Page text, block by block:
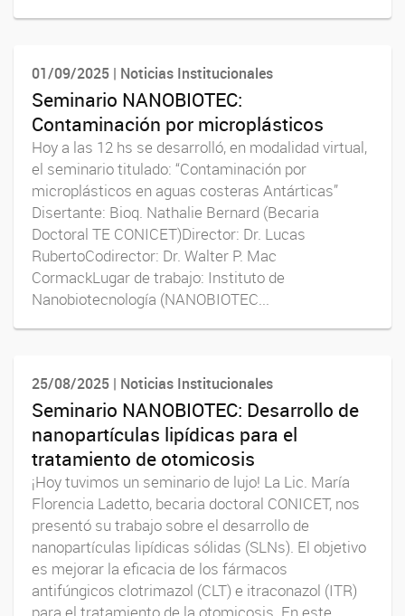
01/09/2025 | Noticias Institucionales
Seminario NANOBIOTEC:
Contaminación por microplásticos
Hoy a las 12 hs se desarrolló, en modalidad virtual,
el seminario titulado: “Contaminación por
microplásticos en aguas costeras Antárticas”
Disertante: Bioq. Nathalie Bernard (Becaria
Doctoral TE CONICET)Director: Dr. Lucas
RubertoCodirector: Dr. Walter P. Mac
CormackLugar de trabajo: Instituto de
Nanobiotecnología (NANOBIOTEC...
25/08/2025 | Noticias Institucionales
Seminario NANOBIOTEC: Desarrollo de
nanopartículas lipídicas para el
tratamiento de otomicosis
¡Hoy tuvimos un seminario de lujo! La Lic. María
Florencia Ladetto, becaria doctoral CONICET, nos
presentó su trabajo sobre el desarrollo de
nanopartículas lipídicas sólidas (SLNs). El objetivo
es mejorar la eficacia de los fármacos
antifúngicos clotrimazol (CLT) e itraconazol (ITR)